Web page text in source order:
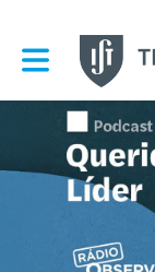
Toggle main